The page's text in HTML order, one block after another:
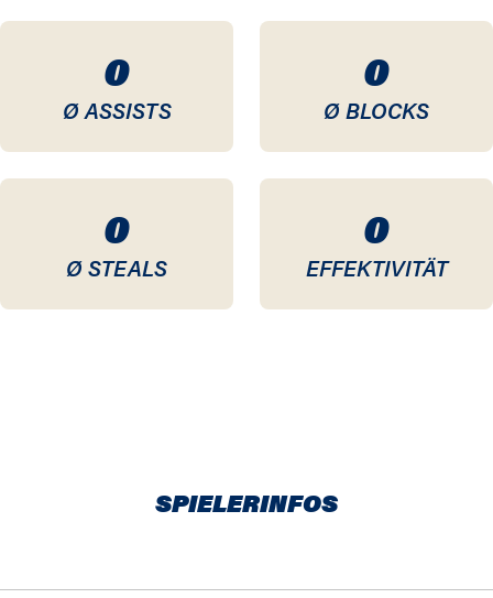
0
Ø ASSISTS
0
Ø BLOCKS
0
Ø STEALS
0
EFFEKTIVITÄT
SPIELERINFOS